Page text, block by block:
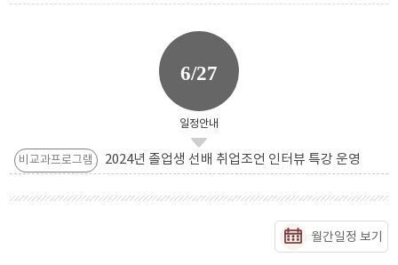
6/27
일정안내
비교과프로그램 2024년 졸업생 선배 취업조언 인터뷰 특강 운영
월간일정 보기